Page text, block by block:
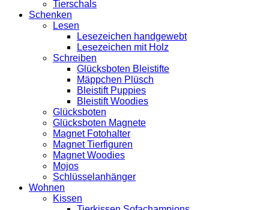
Tierschals
Schenken
Lesen
Lesezeichen handgewebt
Lesezeichen mit Holz
Schreiben
Glücksboten Bleistifte
Mäppchen Plüsch
Bleistift Puppies
Bleistift Woodies
Glücksboten
Glücksboten Magnete
Magnet Fotohalter
Magnet Tierfiguren
Magnet Woodies
Mojos
Schlüsselanhänger
Wohnen
Kissen